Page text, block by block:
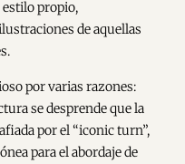
propio,
de aquellas
por varias razones:
se desprende que la
por el “iconic turn”,
para el abordaje de